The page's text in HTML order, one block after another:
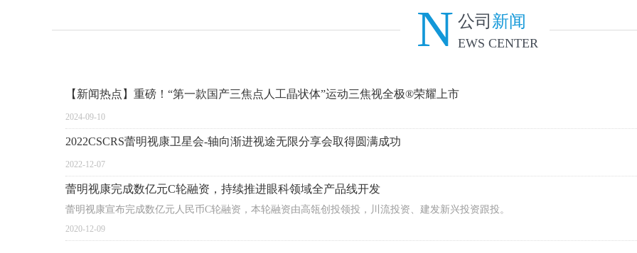
N 公司 新闻
EWS CENTER
【新闻热点】重磅！“第一款国产三焦点人工晶状体”运动三焦视全极®荣耀上市
2024-09-10
2022CSCRS蕾明视康卫星会-轴向渐进视途无限分享会取得圆满成功
2022-12-07
蕾明视康完成数亿元C轮融资，持续推进眼科领域全产品线开发
蕾明视康宣布完成数亿元人民币C轮融资，本轮融资由高瓴创投领投，川流投资、建发新兴投资跟投。
2020-12-09